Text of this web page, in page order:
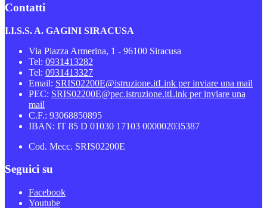
Contatti
I.I.S.S. A. GAGINI SIRACUSA
Via Piazza Armerina, 1 - 96100 Siracusa
Tel: 0931413282
Tel: 0931413327
Email: SRIS02200E@istruzione.itLink per inviare una mail
PEC: SRIS02200E@pec.istruzione.itLink per inviare una
mail
C.F.: 93068850895
IBAN: IT 85 D 01030 17103 000002035387
Cod. Mecc. SRIS02200E
Seguici su
Facebook
Youtube